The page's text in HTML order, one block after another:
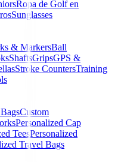
Ropa de Golf en
Sunglasses
& MarkersBall
ShaftsGripsGPS &
Stroke CountersTraining
Custom
Personalized Cap
TeesPersonalized
Travel Bags